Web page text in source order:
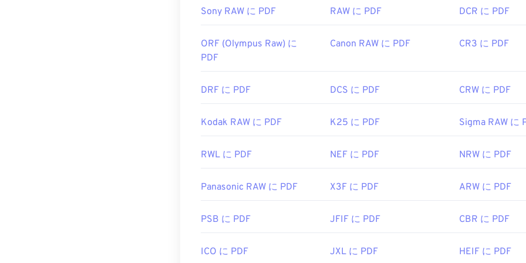
Sony RAW に PDF RAW に PDF DCR に PDF
ORF (Olympus Raw) に
PDF
Canon RAW に PDF CR3 に PDF
DRF に PDF DCS に PDF CRW に PDF
Kodak RAW に PDF K25 に PDF Sigma RAW に
RWL に PDF NEF に PDF NRW に PDF
Panasonic RAW に PDF X3F に PDF ARW に PDF
PSB に PDF JFIF に PDF CBR に PDF
ICO に PDF JXL に PDF HEIF に PDF